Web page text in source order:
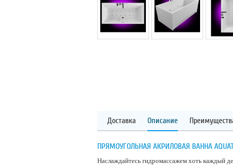
Доставка Описание
ПРЯМОУГОЛЬНАЯ АКРИЛОВАЯ ВАННА
Наслаждайтесь гидромассажем хоть каждый